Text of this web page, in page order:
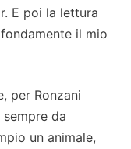
E poi la lettura
il mio
per Ronzani
da
un animale,